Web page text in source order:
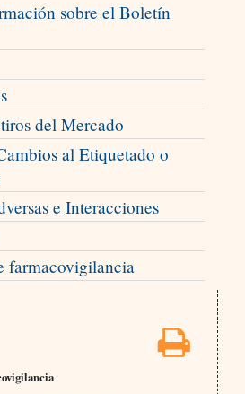
sobre el Boletín
del Mercado
al Etiquetado o
e Interacciones
farmacovigilancia